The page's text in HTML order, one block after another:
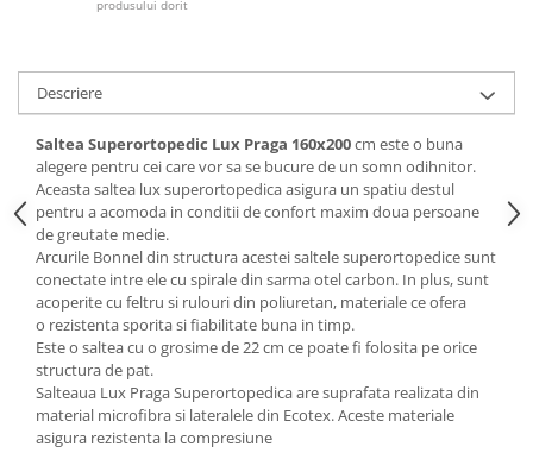
Set mese si scaune gradinita
Mobilier copii
Mobila camera copii
Scaune birou pentru copii
Saltele patuturi copii
Paturi copii
Masa si scaune gradinita
Seturi comode living si dormitor
produsului dorit
Descriere
Saltea Superortopedic Lux Praga 160x200cm este o buna
alegere pentru cei care vor sa se bucure de un somn odihnitor.
Aceasta saltea lux superortopedica asigura un spatiu destul
pentru a acomoda in conditii de confort maxim doua persoane
de greutate medie.
Arcurile Bonnel din structura acestei saltele superortopedice sunt
conectate intre ele cu spirale din sarma otel carbon. In plus, sunt
acoperite cu feltru si rulouri din poliuretan, materiale ce ofera
o rezistenta sporita si fiabilitate buna in timp.
Este o saltea cu o grosime de 22 cm ce poate fi folosita pe orice
structura de pat.
Salteaua Lux Praga Superortopedica are suprafata realizata din
material microfibra si lateralele din Ecotex. Aceste materiale
asigura rezistenta la compresiune